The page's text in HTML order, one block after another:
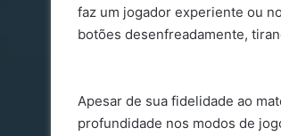
faz um jogador experiente ou
botões desenfreadamente,
Apesar de sua fidelidade ao
profundidade nos modos de